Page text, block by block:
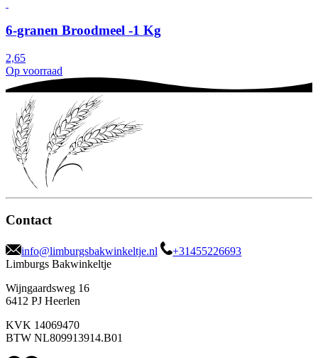
6-granen Broodmeel -1 Kg
2,65
Op voorraad
Contact
info@limburgsbakwinkeltje.nl
+31455226693
Limburgs Bakwinkeltje
Wijngaardsweg 16
6412 PJ Heerlen
KVK 14069470
BTW NL809913914.B01